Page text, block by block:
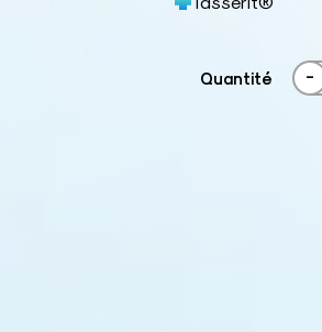
Quantité -